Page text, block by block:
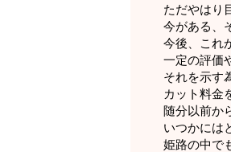
ただやはり
今がある、
今後、これ
一定の評価
それを示す
カット料金
随分以前か
いつかには
姫路の中で